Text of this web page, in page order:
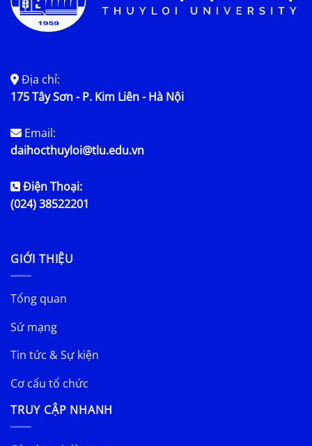
Địa chỉ:
175 Tây Sơn - P. Kim Liên - Hà Nội
Email:
daihocthuyloi@tlu.edu.vn
Điện Thoại:
(024) 38522201
GIỚI THIỆU
Tổng quan
Sứ mạng
Tin tức & Sự kiện
Cơ cấu tổ chức
TRUY CẬP NHANH